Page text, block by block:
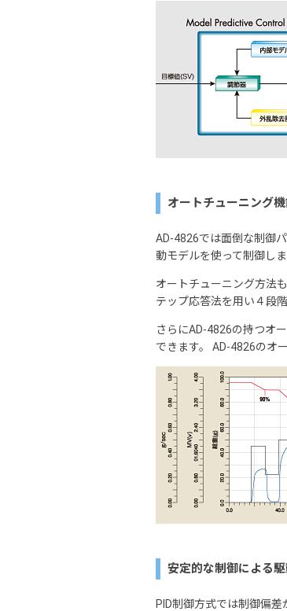
オートチューニング
AD-4826では面倒な制御
動モデルを使って制御しま
オートチューニング方法
テップ応答法を用い４段
さらにAD-4826の持つオ
できます。 AD-4826のオ
安定的な制御による
PID制御方式では制御偏